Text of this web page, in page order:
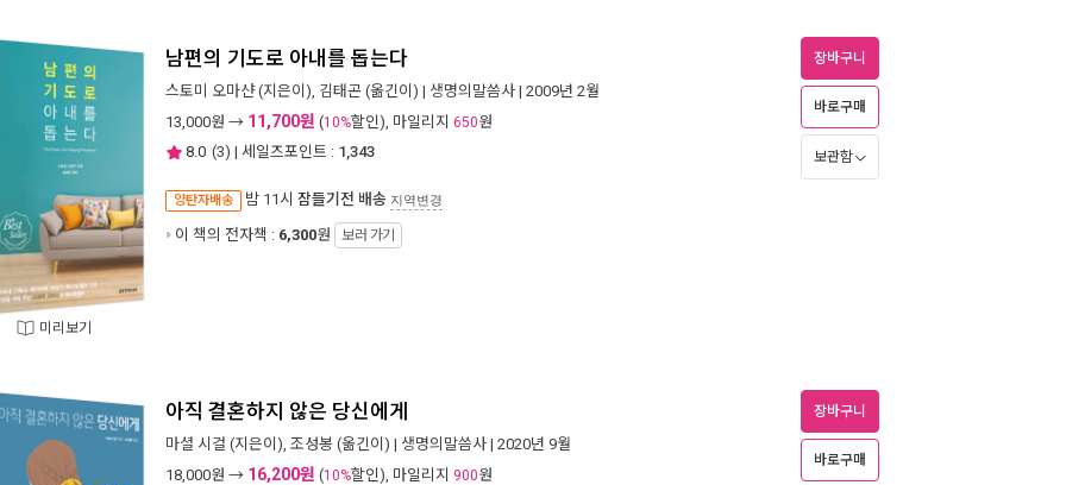
미리보기
남편의 기도로 아내를 돕는다
스토미 오마샨(지은이), 김태곤 (옮긴이) | 생명의말씀사 | 2009년 2월
13,000원 → 11,700원 (10%할인), 마일리지 650원
8.0 (3) | 세일즈포인트 : 1,343
양탄자배송 밤 11시 잠들기전 배송 지역변경
이 책의 전자책 : 6,300원 보러 가기
장바구니
바로구매
보관함
아직 결혼하지 않은 당신에게
마셜 시걸 (지은이), 조성봉 (옮긴이) | 생명의말씀사 | 2020년 9월
18,000원 → 16,200원 (10%할인), 마일리지 900원
장바구니
바로구매